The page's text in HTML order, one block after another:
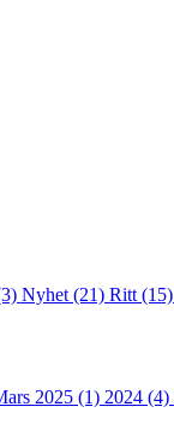
Nyhet (21) Ritt (15)
2025 (1) 2024 (4)